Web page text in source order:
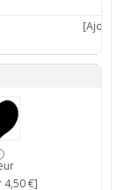
4,50 €]